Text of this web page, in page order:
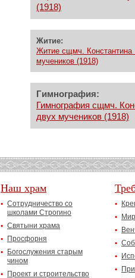
(1918)
Житие:
Житие сщмч. Константина
мучеников (1918)
Гимнография:
Гимнография сщмч.
двух мучеников (1918)
Наш храм
Сотрудничество со
школами Строгино
Святыни храма
Просфорня
Богослужения старым
чином
Проект и строительство